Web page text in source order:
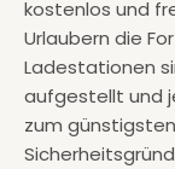
kostenlos und
Urlaubern die
Ladestationen
aufgestellt und
zum